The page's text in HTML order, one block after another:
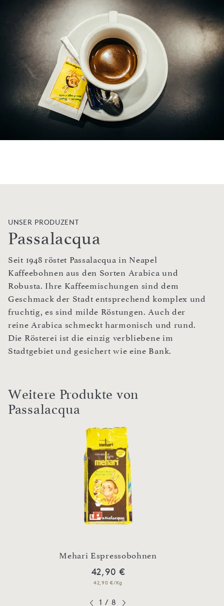
UNSER PRODUZENT
Passalacqua
Seit 1948 röstet Passalacqua in Neapel
Kaffeebohnen aus den Sorten Arabica und
Robusta. Ihre Kaffeemischungen sind dem
Geschmack der Stadt entsprechend komplex und
fruchtig, es sind milde Röstungen. Auch der
reine Arabica schmeckt harmonisch und rund.
Die Rösterei ist die einzig verbliebene im
Stadtgebiet und gesichert wie eine Bank.
Weitere Produkte von
Passalacqua
Mehari Espressobohnen
42,90 €
42,90 €/Kg
1 / 8